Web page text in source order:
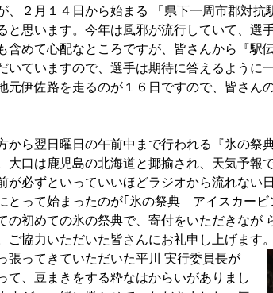
、２月１４日から始まる 「県下一周市郡対抗
と思います。今年は風邪が流行していて、選
含めて心配なところですが、皆さんから『駅
いていますので、選手は期待に答えるように
元伊佐路を走るのが１６日ですので、皆さん
ら翌日曜日の午前中まで行われる『氷の祭
大口は鹿児島の北海道と揶揄され、天気予報
が必ずといっていいほどラジオから流れない
とって始まったのが｢氷の祭典 アイスカービ
の初めての氷の祭典で、寄付をいただきなが
ご協力いただいた皆さんにお礼申し 上げます
張ってきていただいた平川 実行委員長が
て、豆まきをする粋なはからいがありまし